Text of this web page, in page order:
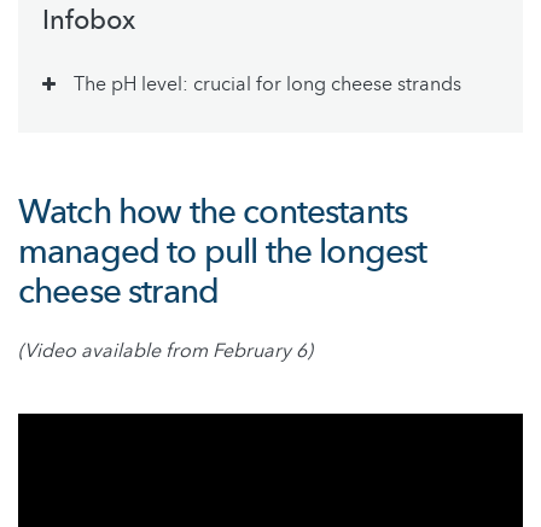
Infobox
The pH level: crucial for long cheese strands
Watch how the contestants
managed to pull the longest
cheese strand
(Video available from February 6)